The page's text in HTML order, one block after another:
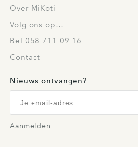
Over MiKoti
Volg ons op…
Bel 058 711 09 16
Contact
Nieuws ontvangen?
Aanmelden